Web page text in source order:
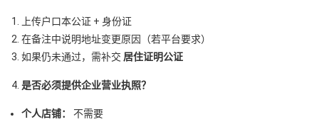
上传户口本公证 + 身份证
在备注中说明地址变更原因（若平台要求）
如果仍未通过，需补交 居住证明公证
是否必须提供企业营业执照？
个人店铺：
不需要